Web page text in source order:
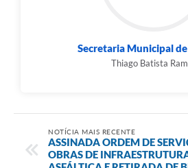
Secretaria Municipal
Thiago Batista
NOTÍCIA MAIS RECENTE
ASSINADA ORDEM DE
OBRAS DE